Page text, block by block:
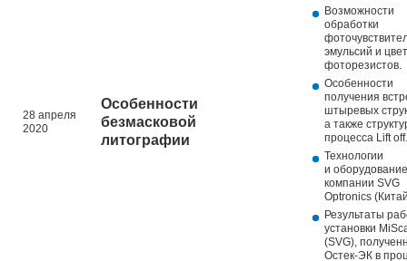
28 апреля
2020
Особенности
безмасковой
литографии
Возможности
обработки
эмульсий и
фоторезистов.
Особенности
получения
штыревых
а также
процесса Lift off.
Технологии
и оборудование
компании SVG
Optronics
Результаты
установки
(SVG),
Остек-ЭК в